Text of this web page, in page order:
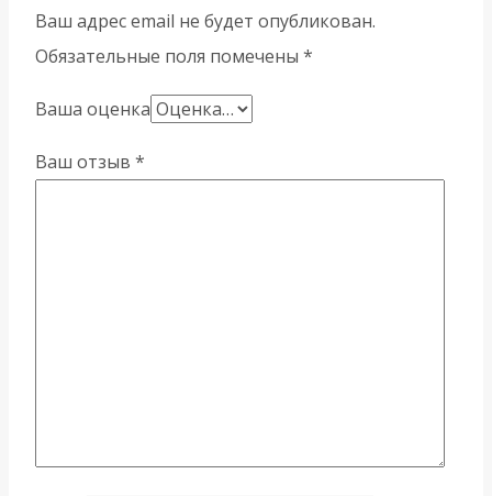
Ваш адрес email не будет опубликован.
Обязательные поля помечены *
Ваша оценка
Ваш отзыв *